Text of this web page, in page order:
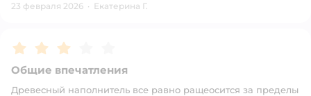
23 февраля 2026 · Екатерина Г.
Рейтинг:3
Общие впечатления
Древесный наполнитель все равно ращеосится за пределы